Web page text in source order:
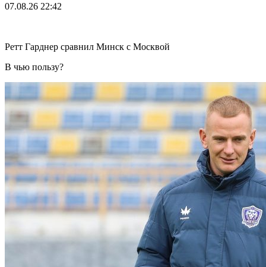
07.08.26 22:42
Ретт Гарднер сравнил Минск с Москвой
В чью пользу?